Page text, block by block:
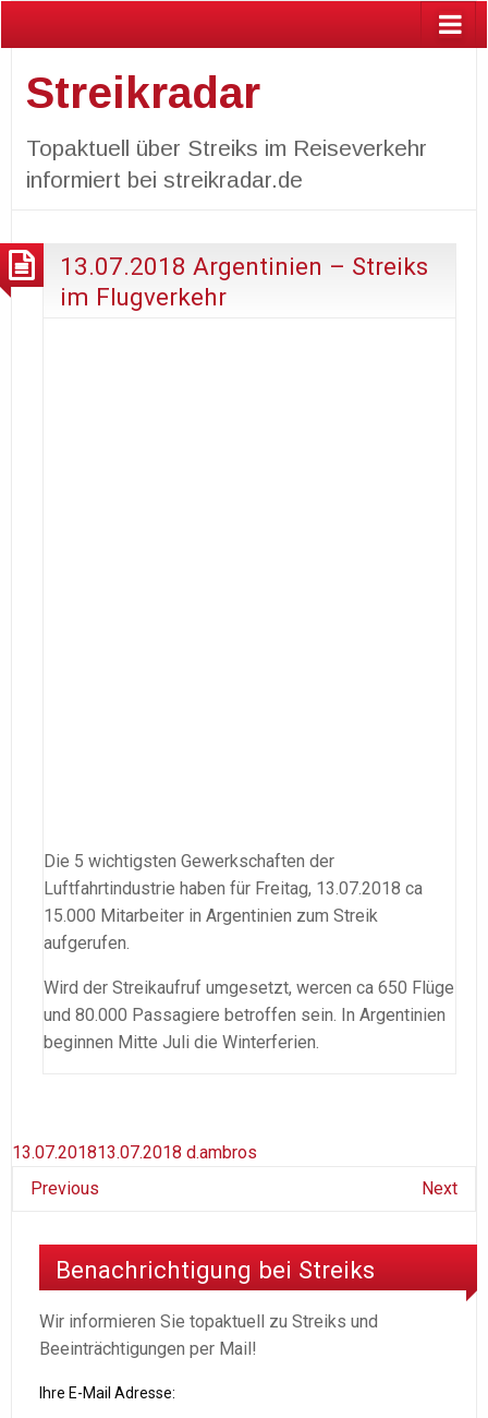
Streikradar
Topaktuell über Streiks im Reiseverkehr
informiert bei streikradar.de
13.07.2018 Argentinien – Streiks
im Flugverkehr
Die 5 wichtigsten Gewerkschaften der
Luftfahrtindustrie haben für Freitag, 13.07.2018 ca
15.000 Mitarbeiter in Argentinien zum Streik
aufgerufen.
Wird der Streikaufruf umgesetzt, wercen ca 650 Flüge
und 80.000 Passagiere betroffen sein. In Argentinien
beginnen Mitte Juli die Winterferien.
13.07.201813.07.2018 d.ambros
Previous
Next
Benachrichtigung bei Streiks
Wir informieren Sie topaktuell zu Streiks und
Beeinträchtigungen per Mail!
Ihre E-Mail Adresse: